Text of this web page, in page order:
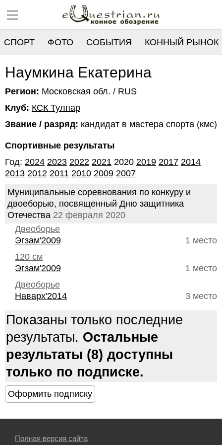
СПОРТ ФОТО СОБЫТИЯ КОННЫЙ РЫНОК
РЕЕСТР
Наумкина Екатерина
Регион: Московская обл. / RUS
Клуб: КСК Тулпар
Звание / разряд: кандидат в мастера спорта (кмс)
Спортивные результаты
Год: 2024 2023 2022 2021 2020 2019 2017 2014
2013 2012 2011 2010 2009 2007
Муниципальные соревнования по конкуру и
двоеборью, посвященный Дню защитника
Отечества 22 февраля 2020
Двеоборье
1 место
Эгзам'2009
120 см
1 место
Эгзам'2009
Двеоборье
3 место
Наварх'2014
Показаны только последние
результаты. Остальные
результаты (8) доступны
только по подписке.
Полная версия сайта